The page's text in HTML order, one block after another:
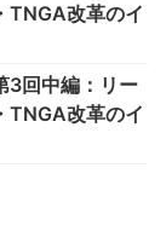
TNGA改革のイ
3回中編：リー
TNGA改革のイ